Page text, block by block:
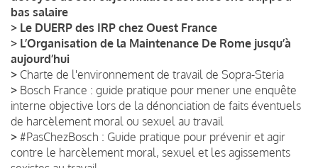
bas salaire
> Le DUERP des IRP chez Ouest France
> L’Organisation de la Maintenance De Rome jusqu’à
aujourd’hui
> Charte de l'environnement de travail de Sopra-Steria
> Bosch France : guide pratique pour mener une enquête
interne objective lors de la dénonciation de faits éventuels
de harcèlement moral ou sexuel au travail
> #PasChezBosch : Guide pratique pour prévenir et agir
contre le harcèlement moral, sexuel et les agissements